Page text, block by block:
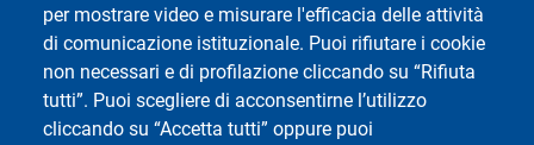
per mostrare video e misurare l'efficacia delle attività
di comunicazione istituzionale. Puoi rifiutare i cookie
non necessari e di profilazione cliccando su “Rifiuta
tutti”. Puoi scegliere di acconsentirne l’utilizzo
cliccando su “Accetta tutti” oppure puoi